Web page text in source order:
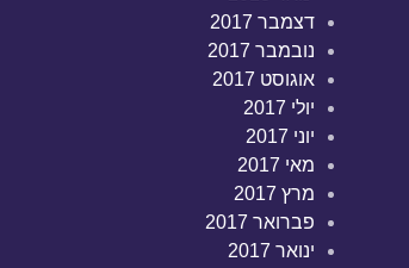
דצמבר 2017
נובמבר 2017
אוגוסט 2017
יולי 2017
יוני 2017
מאי 2017
מרץ 2017
פברואר 2017
ינואר 2017